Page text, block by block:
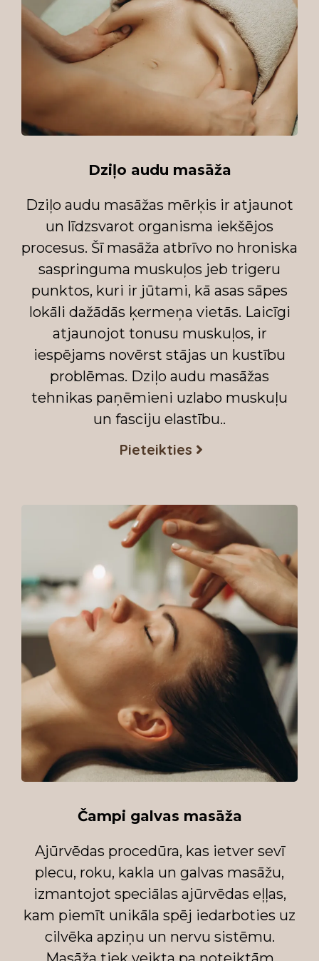
Dziļo audu masāža
Dziļo audu masāžas mērķis ir atjaunot
un līdzsvarot organisma iekšējos
procesus. Šī masāža atbrīvo no hroniska
saspringuma muskuļos jeb trigeru
punktos, kuri ir jūtami, kā asas sāpes
lokāli dažādās ķermeņa vietās. Laicīgi
atjaunojot tonusu muskuļos, ir
iespējams novērst stājas un kustību
problēmas. Dziļo audu masāžas
tehnikas paņēmieni uzlabo muskuļu
un fasciju elastību..
Pieteikties
Čampi galvas masāža
Ajūrvēdas procedūra, kas ietver sevī
plecu, roku, kakla un galvas masāžu,
izmantojot speciālas ajūrvēdas eļļas,
kam piemīt unikāla spēj iedarboties uz
cilvēka apziņu un nervu sistēmu.